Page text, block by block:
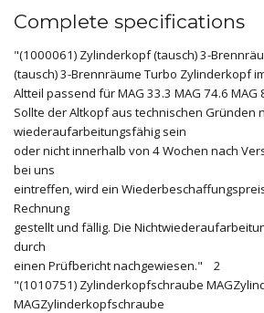
Complete specifications
"(1000061) Zylinderkopf (tausch) 3-
(tausch) 3-Brennräume Turbo Zylinderkopf
Altteil passend für MAG 33.3 MAG 74.6 MAG
Sollte der Altkopf aus technischen Gründen
wiederaufarbeitungsfähig sein
oder nicht innerhalb von 4 Wochen nach
bei uns
eintreffen, wird ein
Rechnung
gestellt und fällig. Die
durch
einen Prüfbericht nachgewiesen." 2
"(1010751) Zylinderkopfschraube
MAGZylinderkopfschraube